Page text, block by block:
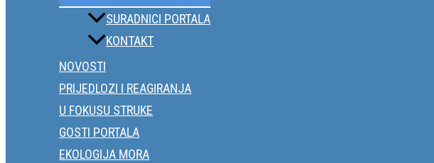
SURADNICI PORTALA
KONTAKT
NOVOSTI
PRIJEDLOZI I REAGIRANJA
U FOKUSU STRUKE
GOSTI PORTALA
EKOLOGIJA MORA